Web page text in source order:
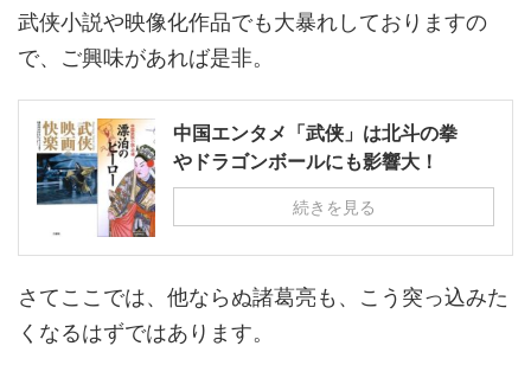
武侠小説や映像化作品でも大暴れしておりますの
で、ご興味があれば是非。
中国エンタメ「武侠」は北斗の拳
やドラゴンボールにも影響大！
続きを見る
さてここでは、他ならぬ諸葛亮も、こう突っ込みた
くなるはずではあります。